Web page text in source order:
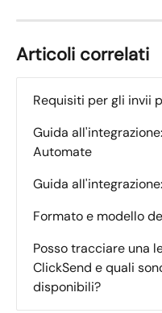
Articoli correlati
Requisiti per gli invii
Guida
Automate
Guida
Formato e modello
Posso tracciare una
ClickSend e quali
disponibili?